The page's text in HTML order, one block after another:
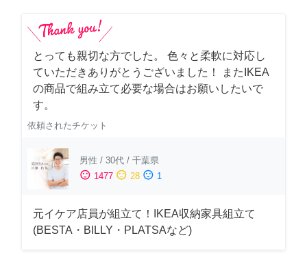
とっても親切な方でした。 色々と柔軟に対応し
ていただきありがとうございました！ またIKEA
の商品で組み立て必要な場合はお願いしたいで
す。
依頼されたチケット
男性 / 30代 / 千葉県
sentiment_satisfied 1477 sentiment_neutral 28 sentiment_dissatisfied 1
元イケア店員が組立て！IKEA収納家具組立て
(BESTA・BILLY・PLATSAなど)